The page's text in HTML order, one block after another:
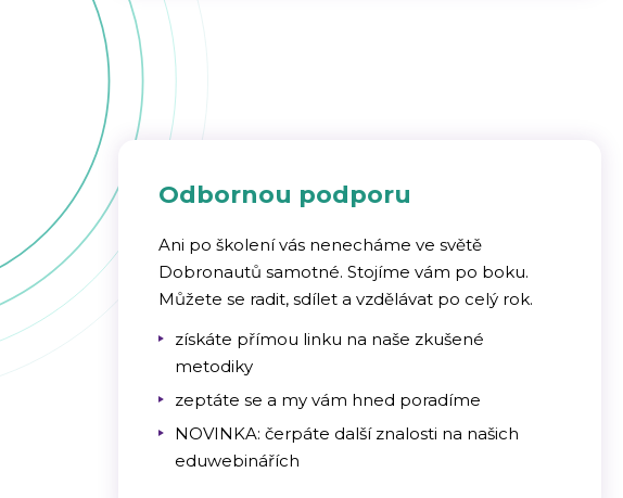
Odbornou podporu
Ani po školení vás nenecháme ve světě
Dobronautů samotné. Stojíme vám po boku.
Můžete se radit, sdílet a vzdělávat po celý rok.
získáte přímou linku na naše zkušené
metodiky
zeptáte se a my vám hned poradíme
NOVINKA: čerpáte další znalosti na našich
eduwebinářích